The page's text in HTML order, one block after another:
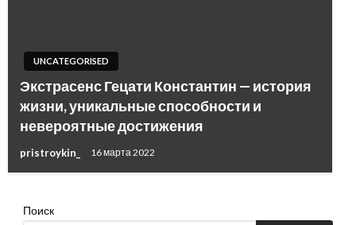
UNCATEGORISED
Экстрасенс Гецати Константин — история
жизни, уникальные способности и
невероятные достижения
pristroykin_ 16 марта 2022
Поиск